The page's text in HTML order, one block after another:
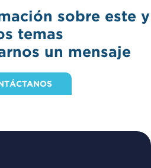
sobre este y
temas
un mensaje